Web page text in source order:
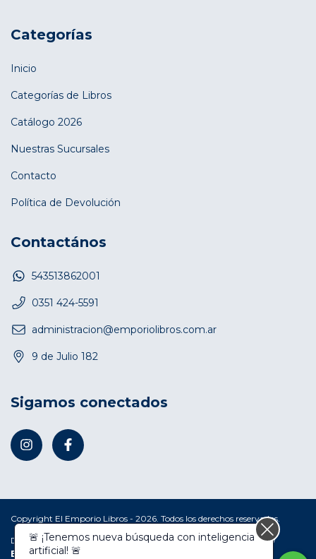
Categorías
Inicio
Categorías de Libros
Catálogo 2026
Nuestras Sucursales
Contacto
Política de Devolución
Contactános
543513862001
0351 424-5591
administracion@emporiolibros.com.ar
9 de Julio 182
Sigamos conectados
Copyright El Emporio Libros - 2026. Todos los derechos reservados.
Defensa de las y los consumidores. Para reclamos ingresá acá. /
Botón de arrepentimiento
🚨 ¡Tenemos nueva búsqueda con inteligencia
artificial! 🚨